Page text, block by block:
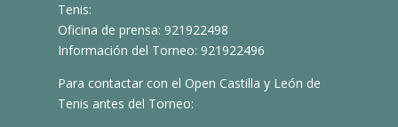
Tenis:
Oficina de prensa: 921922498
Información del Torneo: 921922496
Para contactar con el Open Castilla y León de
Tenis antes del Torneo: